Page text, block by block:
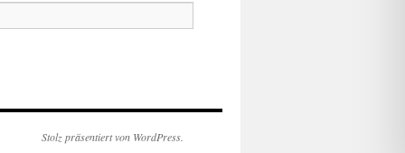
Stolz präsentiert von WordPress.